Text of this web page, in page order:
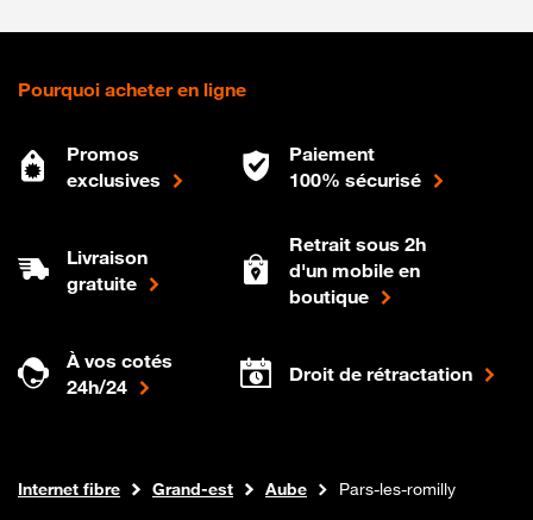
Pourquoi acheter en ligne
Promos
exclusives
Paiement
100% sécurisé
Livraison
gratuite
Retrait sous 2h
d'un mobile en
boutique
À vos cotés
24h/24
Droit de rétractation
Boutique Orange
Internet fibre Grand-est Aube Pars-les-romilly